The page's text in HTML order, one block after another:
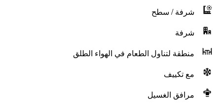
شرفة / سطح
شرفة
منطقة لتناول الطعام في الهواء الطلق
مع تكييف
مرافق الغسيل